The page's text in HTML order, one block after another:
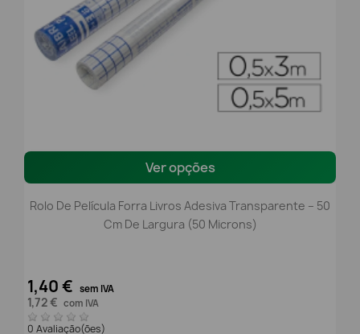
Ver opções
Rolo De Película Forra Livros Adesiva Transparente – 50
Cm De Largura (50 Microns)
1,40 € sem IVA
1,72 € com IVA
0 Avaliação(ões)